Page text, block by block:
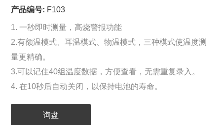
产品编号: F103
1. 一秒即时测量，高烧警报功能
2.有额温模式、耳温模式、物温模式，三种模式使温度测
量更精确。
3.可以记住40组温度数据，方便查看，无需重复录入。
4. 在10秒后自动关闭，以保持电池的寿命。
询盘